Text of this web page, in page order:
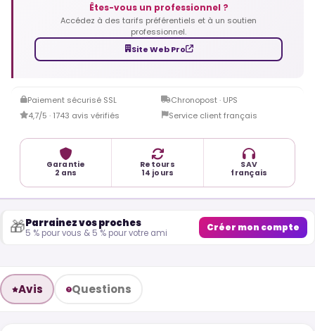
Êtes-vous un professionnel ?
Accédez à des tarifs préférentiels et à un soutien
professionnel.
Site Web Pro
Paiement sécurisé SSL
Chronopost · UPS
4,7/5 · 1743 avis vérifiés
Service client français
Garantie
2 ans
Retours
14 jours
SAV
français
🎁Parrainez vos proches
5 % pour vous & 5 % pour votre ami Créer mon compte
Avis Questions